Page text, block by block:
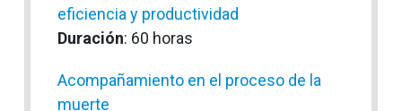
eficiencia y productividad
Duración: 60 horas
Acompañamiento en el proceso de la
muerte